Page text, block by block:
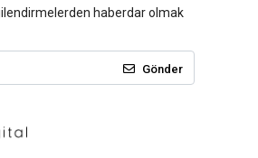
haberdar olmak
Gönder